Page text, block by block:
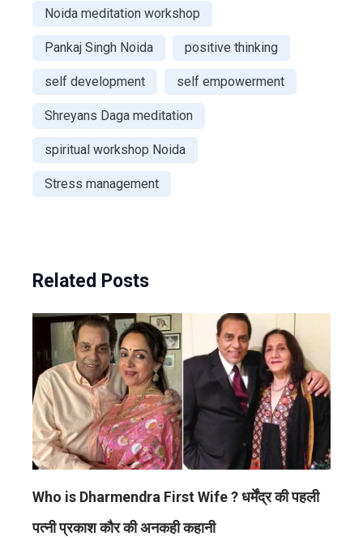
Noida meditation workshop
Pankaj Singh Noida positive thinking
self development self empowerment
Shreyans Daga meditation
spiritual workshop Noida
Stress management
Related Posts
Who is Dharmendra First Wife ? धर्मेंद्र की पहली
पत्नी प्रकाश कौर की अनकही कहानी